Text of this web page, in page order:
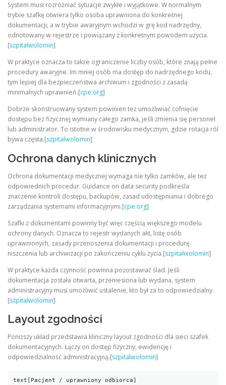
System musi rozróżniać sytuacje zwykłe i wyjątkowe. W normalnym
trybie szafkę otwiera tylko osoba uprawniona do konkretnej
dokumentacji, a w trybie awaryjnym wchodzi w grę kod nadrzędny,
odnotowany w rejestrze i powiązany z konkretnym powodem użycia.
[szpitalwolomin]
W praktyce oznacza to także ograniczenie liczby osób, które znają pełne
procedury awaryjne. Im mniej osób ma dostęp do nadrzędnego kodu,
tym lepiej dla bezpieczeństwa archiwum i zgodności z zasadą
minimalnych uprawnień.[cpe.org]
Dobrze skonstruowany system powinien też umożliwiać cofnięcie
dostępu bez fizycznej wymiany całego zamka, jeśli zmienia się personel
lub administrator. To istotne w środowisku medycznym, gdzie rotacja ról
bywa częsta.[szpitalwolomin]
Ochrona danych klinicznych
Ochrona dokumentacji medycznej wymaga nie tylko zamków, ale też
odpowiednich procedur. Guidance on data security podkreśla
znaczenie kontroli dostępu, backupów, zasad udostępniania i dobrego
zarządzania systemami informacyjnymi.[cpe.org]
Szafki z dokumentami powinny być więc częścią większego modelu
ochrony danych. Oznacza to rejestr wydanych akt, listę osób
uprawnionych, zasady przenoszenia dokumentacji i procedurę
niszczenia lub archiwizacji po zakończeniu cyklu życia.[szpitalwolomin]
W praktyce każda czynność powinna pozostawiać ślad. Jeśli
dokumentacja została otwarta, przeniesiona lub wydana, system
administracyjny musi umożliwić ustalenie, kto był za to odpowiedzialny.
[szpitalwolomin]
Layout zgodności
Poniższy układ przedstawia kliniczny layout zgodności dla sieci szafek
dokumentacyjnych. Łączy on dostęp fizyczny, ewidencję i
odpowiedzialność administracyjną.[szpitalwolomin]
text [Pacjent / uprawniony odbiorca]